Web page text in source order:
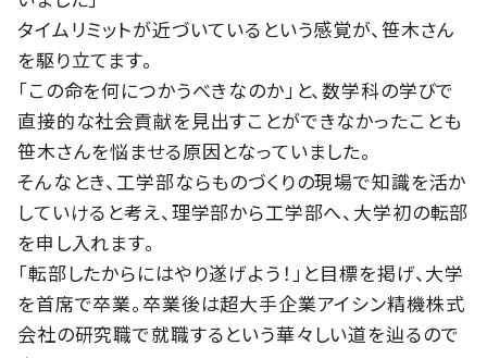
タイムリミットが近づいているという感覚が、笹木さん
を駆り立てます。
「この命を何につかうべきなのか」と、数学科の学びで
直接的な社会貢献を見出すことができなかったことも
笹木さんを悩ませる原因となっていました。
そんなとき、工学部ならものづくりの現場で知識を活か
していけると考え、理学部から工学部へ、大学初の転部
を申し入れます。
「転部したからにはやり遂げよう！」と目標を掲げ、大学
を首席で卒業。卒業後は超大手企業アイシン精機株式
会社の研究職で就職するという華々しい道を辿るので